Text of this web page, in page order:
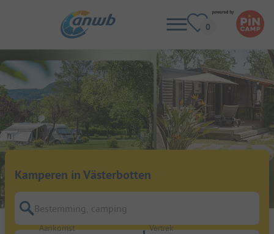
Kamperen in Västerbotten
Bestemming, camping
Aankomst Vertrek